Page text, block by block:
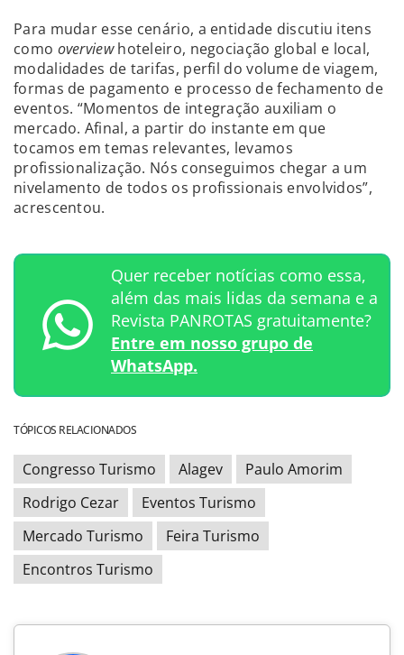
Para mudar esse cenário, a entidade discutiu itens
como overviewhoteleiro, negociação global e local,
modalidades de tarifas, perfil do volume de viagem,
formas de pagamento e processo de fechamento de
eventos. “Momentos de integração auxiliam o
mercado. Afinal, a partir do instante em que
tocamos em temas relevantes, levamos
profissionalização. Nós conseguimos chegar a um
nivelamento de todos os profissionais envolvidos”,
acrescentou.
Quer receber notícias como essa,
além das mais lidas da semana e a
Revista PANROTAS gratuitamente?
Entre em nosso grupo de
WhatsApp.
TÓPICOS RELACIONADOS
Congresso Turismo Alagev
Paulo Amorim
Rodrigo Cezar
Eventos Turismo
Mercado Turismo
Feira Turismo
Encontros Turismo